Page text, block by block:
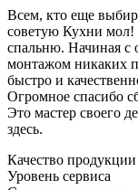
Всем, кто еще
советую Кухни мол!
спальню. Начиная с
монтажом никаких
быстро и
Огромное спасибо
Это мастер своего
здесь.
Качество продукции
Уровень сервиса